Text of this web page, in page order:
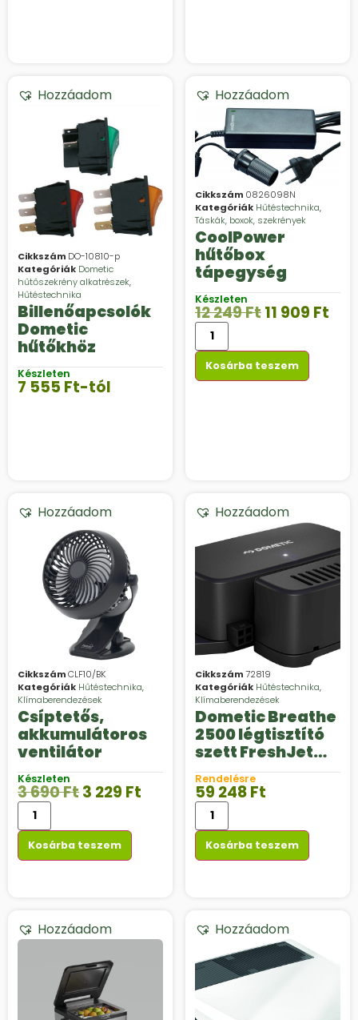
Hozzáadom
Cikkszám DO-10810-p
Kategóriák Dometic
hűtőszekrény alkatrészek,
Hűtéstechnika
Billenőapcsolók
Dometic
hűtőkhöz
Készleten
7 555 Ft-tól
Hozzáadom
Cikkszám 0826098N
Kategóriák Hűtéstechnika,
Táskák, boxok, szekrények
CoolPower
hűtőbox
tápegység
Készleten
12 249Ft11 909 Ft
Kosárba teszem
Hozzáadom
CikkszámCLF10/BK
Kategóriák Hűtéstechnika,
Klímaberendezések
Csíptetős,
akkumulátoros
ventilátor
Készleten
3 690Ft3 229 Ft
Kosárba teszem
Hozzáadom
Cikkszám72819
Kategóriák Hűtéstechnika,
Klímaberendezések
Dometic Breathe
2500 légtisztító
szett FreshJet
klímaberendezé
sekhez
Rendelésre
59 248Ft
Kosárba teszem
Hozzáadom Hozzáadom